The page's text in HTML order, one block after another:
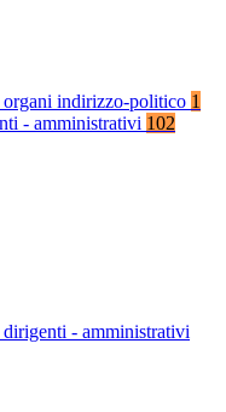
indirizzo-politico 1
- amministrativi 102
- amministrativi